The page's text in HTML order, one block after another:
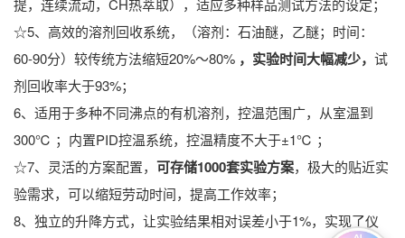
提，连续流动，CH热萃取），适应多种样品测试方法的设定；
☆5、高效的溶剂回收系统，（溶剂：石油醚，乙醚；时间：
60-90分）较传统方法缩短20%～80% ， 实验时间大幅减少， 试
剂回收率大于93%；
6、适用于多种不同沸点的有机溶剂，控温范围广，从室温到
300℃ ；内置PID控温系统，控温精度不大于±1℃ ；
☆7、灵活的方案配置， 可存储1000套实验方案，极大的贴近实
验需求，可以缩短劳动时间，提高工作效率；
8、独立的升降方式，让实验结果相对误差小于1%，实现了仪